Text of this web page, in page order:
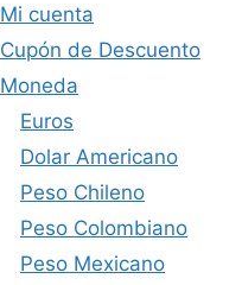
Mi cuenta
Cupón de Descuento
Moneda
Euros
Dolar Americano
Peso Chileno
Peso Colombiano
Peso Mexicano